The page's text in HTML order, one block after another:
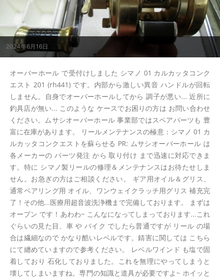
2024年6月16日
オーバーホール で受付けしました シマノ 01 カルカッタコンク
エスト 201 (rh441) です。内部から激しい異音 ハンドルが回転
しません。自身でオーバーホールしてから 調子が悪い... 近所に
釣具店が無い... このような ケースでお困りの方は お問い合わせ
ください。ムサシオーバーホール 事業部ではスペアパーツも 豊
富に在庫があります。 リールメンテナンスの極意：シマノ 01 カ
ルカッタコンクエストを蘇らせる PR: ムサシオーバーホール は
各メーカーの パーツ発注 から 取り付け まで迅速に対応できま
す。特に シマノ製リールの修理＆メンテナンスはお待たせしま
せん。お急ぎの方はご相談ください。 ギア用オイル＆グリス、
通常ベアリング用 オイル、ワンウェイクラッチ用グリス 補充完
了！その他...医療用超音波洗浄機まで完備しております。 まずは
オープン です！あわわ~ こんなになってしまっております...これ
ぐらいの見た目、車 や バイク でしたら普通ですが リール の場
合は繊細なので かなり酷いレベルです。錆害に関しては こちら
にて纏めていますので参考ください。 レベルワインド も塩で固
着しており 石化しておりました。これを無理にやってしまうと
壊してしまいますね。専門の知識と道具が必要ですよ~ ホイッと